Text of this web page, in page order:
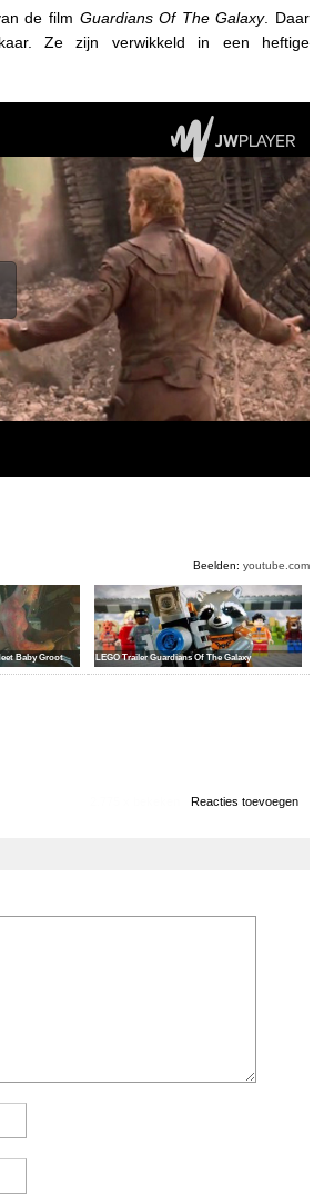
de film Guardians Of The Galaxy. Daar
Ze zijn verwikkeld in een heftige
Beelden: youtube.com
Baby Groot LEGO Trailer Guardians Of The Galaxy
Reacties toevoegen